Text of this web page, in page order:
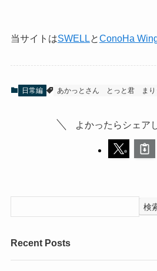
当サイトはSWELLとConoHa
日常編 あかっとさん とっと君 ま
よかったらシェア
検
Recent Posts